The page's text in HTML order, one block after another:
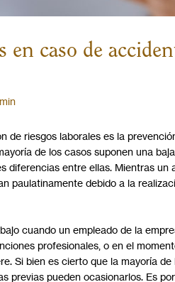
caso de
de riesgos laborales es la
de los casos suponen una
diferencias entre ellas. Mientras
paulatinamente debido a la
cuando un empleado de la
profesionales, o en el
Si bien es cierto que la mayoría
previas pueden ocasionarlos. Es